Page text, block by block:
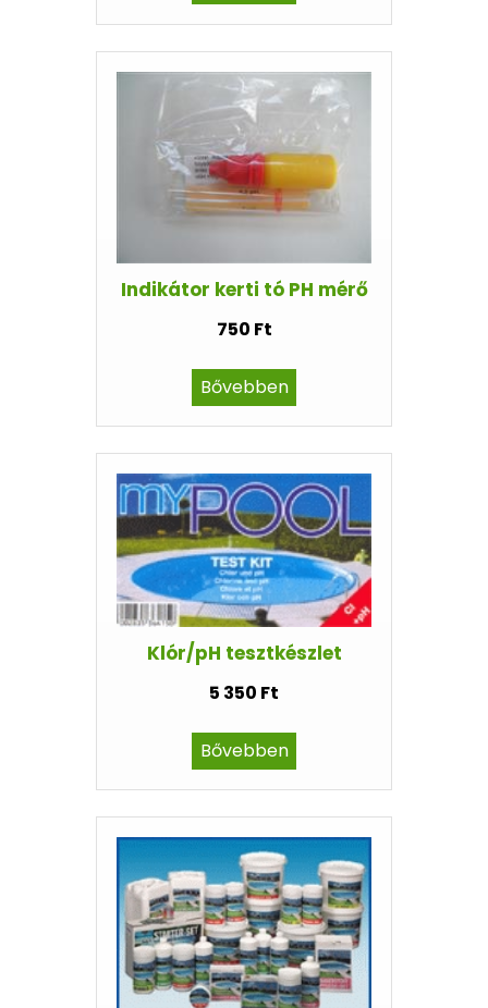
Indikátor kerti tó PH mérő
750 Ft
Bővebben
Klór/pH tesztkészlet
5 350 Ft
Bővebben